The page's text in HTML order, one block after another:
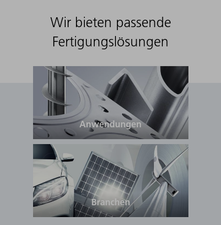
Wir bieten passende
Fertigungslösungen
Anwendungen
Branchen